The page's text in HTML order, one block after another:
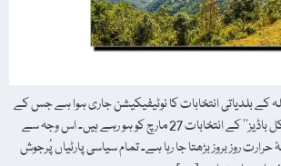
کے بلدیاتی انتخابات کا نوٹیفیکیشن جاری ہوا ہے جس کے
تحت ضلع ملاکنڈ میں ’’لوکل باڈیز‘‘ کے انتخابات 27 مارچ کو ہو رہے ہیں۔ اس وجہ سے
روز بروز بڑھتا جا رہا ہے۔ تمام سیاسی پارٹیاں پُرجوش